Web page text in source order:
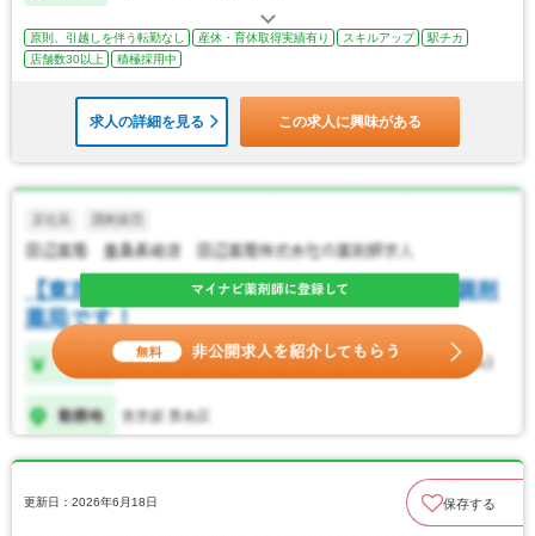
原則、引越しを伴う転勤なし 産休・育休取得実績有り スキルアップ
駅チカ
店舗数30以上
積極採用中
求人の詳細を見る この求人に興味がある
更新日：2026年6月18日 保存する